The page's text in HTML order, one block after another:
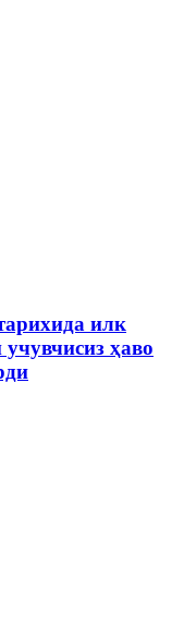
илк
ҳаво